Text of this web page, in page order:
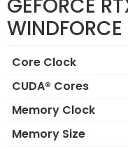
GEFORCE
Core Clock
CUDA® Cores
Memory Clock
Memory Size